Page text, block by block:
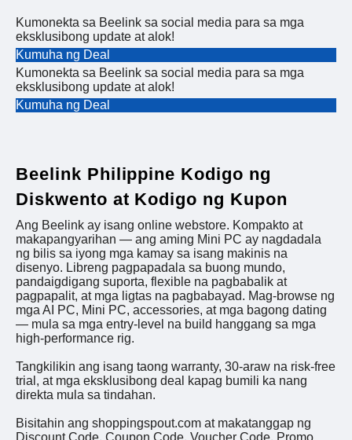
Kumonekta sa Beelink sa social media para sa mga
eksklusibong update at alok!
Kumuha ng Deal
Kumonekta sa Beelink sa social media para sa mga
eksklusibong update at alok!
Kumuha ng Deal
Beelink Philippine Kodigo ng
Diskwento at Kodigo ng Kupon
Ang Beelink ay isang online webstore. Kompakto at
makapangyarihan — ang aming Mini PC ay nagdadala
ng bilis sa iyong mga kamay sa isang makinis na
disenyo. Libreng pagpapadala sa buong mundo,
pandaigdigang suporta, flexible na pagbabalik at
pagpapalit, at mga ligtas na pagbabayad. Mag-browse ng
mga AI PC, Mini PC, accessories, at mga bagong dating
— mula sa mga entry-level na build hanggang sa mga
high-performance rig.
Tangkilikin ang isang taong warranty, 30-araw na risk-free
trial, at mga eksklusibong deal kapag bumili ka nang
direkta mula sa tindahan.
Bisitahin ang shoppingspout.com at makatanggap ng